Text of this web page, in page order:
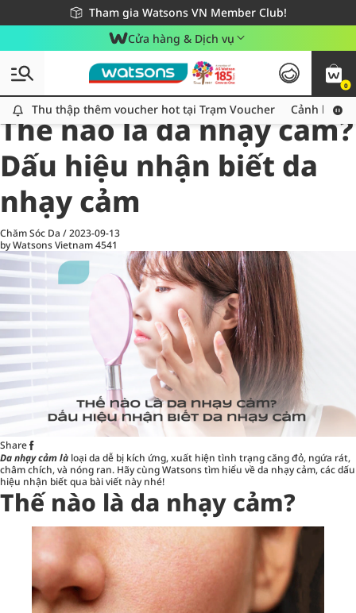
Tham gia Watsons VN Member Club!
Miễn phí giao hàng cho đơn hàng từ 249,000Đ
Giao hàng nhanh 24h - Áp dụng khu vực TP. Hồ Chí Minh
Cửa hàng & Dịch vụ
0
Thu thập thêm voucher hot tại Trạm Voucher
Thu thập thêm voucher hot tại Trạm Voucher Cảnh báo
All
Chăm Sóc Cá Nhân
Thế nào là da nhạy cảm?
Dấu hiệu nhận biết da
nhạy cảm
Chăm Sóc Da /2023-09-13
by Watsons Vietnam4541
Share
Da nhạy cảmlà loại da dễ bị kích ứng, xuất hiện tình trạng căng đỏ, ngứa rát,
châm chích, và nóng ran. Hãy cùng Watsons tìm hiểu về da nhạy cảm, các dấu
hiệu nhận biết qua bài viết này nhé!
Thế nào là da nhạy cảm?